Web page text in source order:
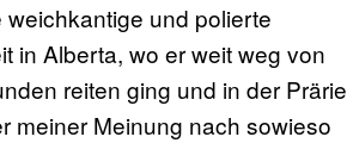
und polierte
in Alberta, wo er weit weg von
reiten ging und in der Prärie
meiner Meinung nach sowieso